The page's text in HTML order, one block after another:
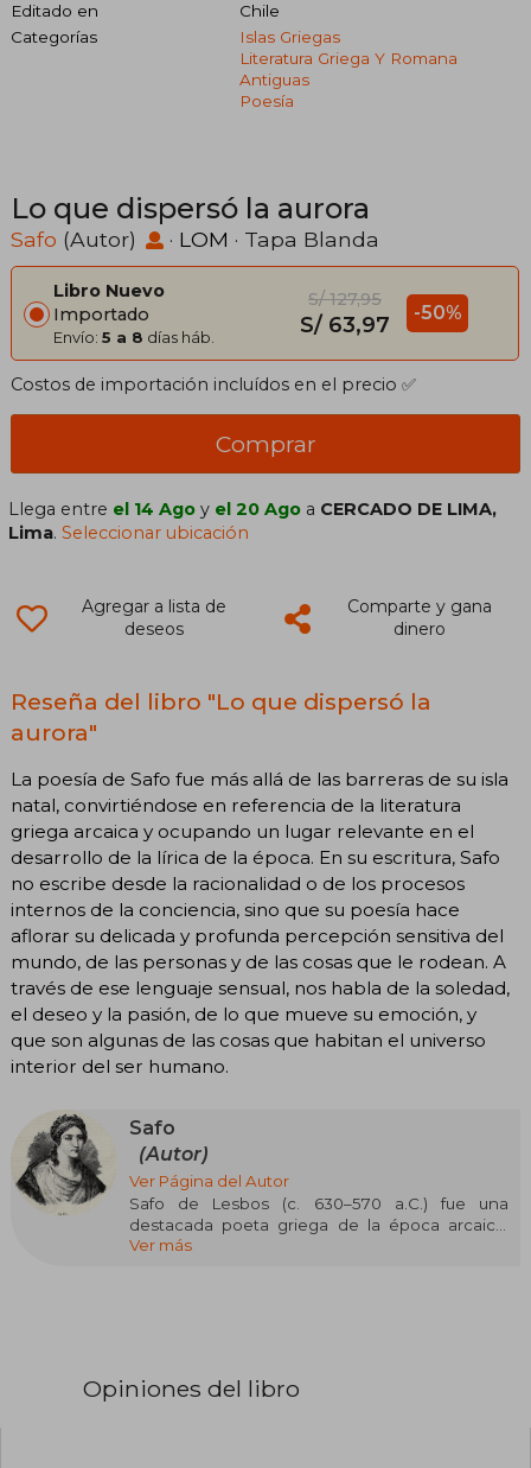
Editado en
Chile
Categorías
Islas Griegas
Literatura Griega Y Romana
Antiguas
Poesía
Lo que dispersó la aurora
Safo (Autor) · LOM · Tapa Blanda
Libro Nuevo
Importado
Envío: 5 a 8 días háb.
S/ 127,95
S/ 63,97 -50%
Costos de importación incluídos en el precio ✅
Comprar
Llega entre el 14 Ago y el 20 Ago a CERCADO DE LIMA,
Lima.Seleccionar ubicación
Agregar a lista de
deseos
Comparte y gana
dinero
Reseña del libro "Lo que dispersó la
aurora"
La poesía de Safo fue más allá de las barreras de su isla
natal, convirtiéndose en referencia de la literatura
griega arcaica y ocupando un lugar relevante en el
desarrollo de la lírica de la época. En su escritura, Safo
no escribe desde la racionalidad o de los procesos
internos de la conciencia, sino que su poesía hace
aflorar su delicada y profunda percepción sensitiva del
mundo, de las personas y de las cosas que le rodean. A
través de ese lenguaje sensual, nos habla de la soledad,
el deseo y la pasión, de lo que mueve su emoción, y
que son algunas de las cosas que habitan el universo
interior del ser humano.
Safo
(Autor)
Ver Página del Autor
Safo de Lesbos (c. 630–570 a.C.) fue una
destacada poeta griega de la época arcaica,
nacida en la isla de Lesbos. Su obra se inscribe
conocidas se encuentra la "Oda a Afrodita", el
Ver más
Opiniones del libro